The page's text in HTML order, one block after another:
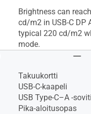
Brightness can
cd/m2 in USB-C DP
typical 220 cd/m2
mode.
Takuukortti
USB-C-kaapeli
USB Type-C–A -
Pika-aloitusopas